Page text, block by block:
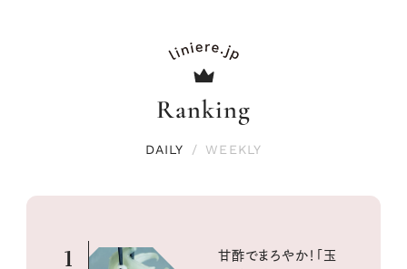
Ranking
DAILY / WEEKLY
1
甘酢でまろやか！「玉